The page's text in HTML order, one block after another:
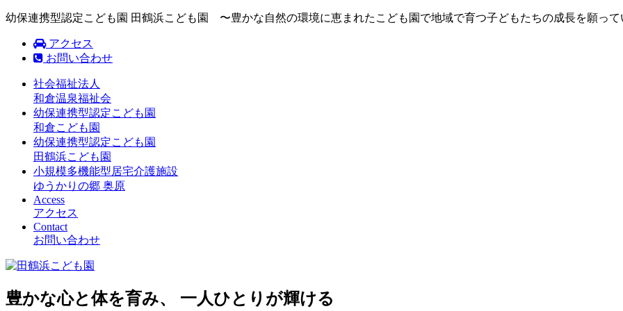
幼保連携型認定こども園 田鶴浜こども園 〜豊かな自然の環境に恵まれたこども園で地域で育つ子どもたちの成長を願って
アクセス
お問い合わせ
社会福祉法人
和倉温泉福祉会
幼保連携型認定こども園
和倉こども園
幼保連携型認定こども園
田鶴浜こども園
小規模多機能型居宅介護施設
ゆうかりの郷 奥原
Access
アクセス
Contact
お問い合わせ
豊かな心と体を育み、 一人ひとりが輝ける